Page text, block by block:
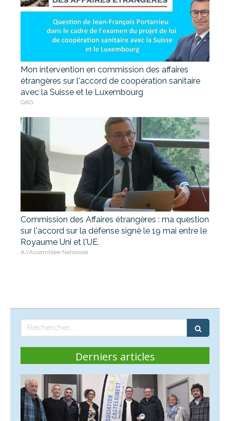
Mon intervention en commission des affaires
étrangères sur l'accord de coopération sanitaire
avec la Suisse et le Luxembourg
QAG
Commission des Affaires étrangères : ma question
sur l'accord sur la défense signé le 19 mai entre le
Royaume Uni et l'UE.
A l'Assemblée Nationale
Rechercher
Derniers articles